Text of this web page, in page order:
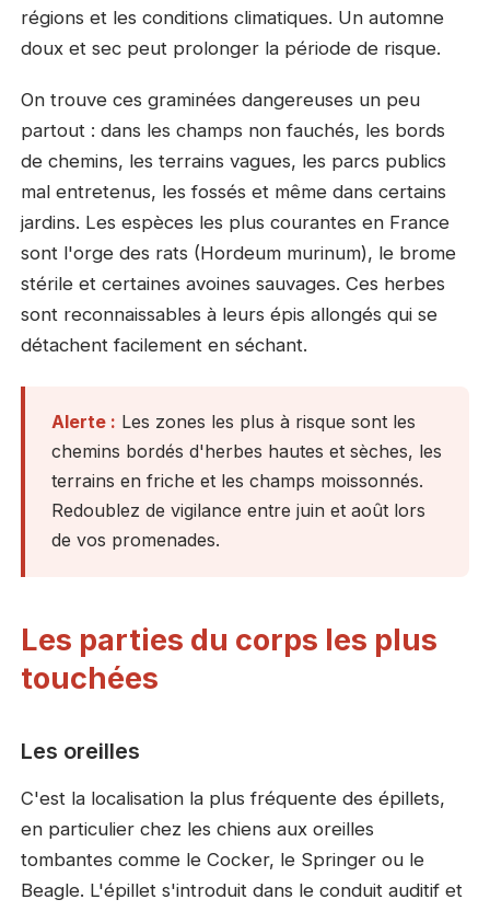
régions et les conditions climatiques. Un automne
doux et sec peut prolonger la période de risque.
On trouve ces graminées dangereuses un peu
partout : dans les champs non fauchés, les bords
de chemins, les terrains vagues, les parcs publics
mal entretenus, les fossés et même dans certains
jardins. Les espèces les plus courantes en France
sont l'orge des rats (Hordeum murinum), le brome
stérile et certaines avoines sauvages. Ces herbes
sont reconnaissables à leurs épis allongés qui se
détachent facilement en séchant.
Alerte : Les zones les plus à risque sont les
chemins bordés d'herbes hautes et sèches, les
terrains en friche et les champs moissonnés.
Redoublez de vigilance entre juin et août lors
de vos promenades.
Les parties du corps les plus
touchées
Les oreilles
C'est la localisation la plus fréquente des épillets,
en particulier chez les chiens aux oreilles
tombantes comme le Cocker, le Springer ou le
Beagle. L'épillet s'introduit dans le conduit auditif et